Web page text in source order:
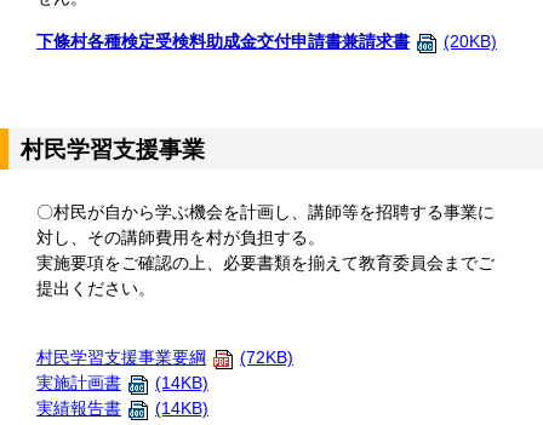
下條村各種検定受検料助成金交付申請書兼請求書 (20KB)
村民学習支援事業
〇村民が自から学ぶ機会を計画し、講師等を招聘する事業に
対し、その講師費用を村が負担する。
実施要項をご確認の上、必要書類を揃えて教育委員会までご
提出ください。
村民学習支援事業要綱
(72KB)
実施計画書
(14KB)
実績報告書
(14KB)